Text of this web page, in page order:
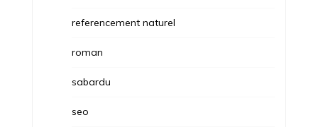
referencement naturel
roman
sabardu
seo